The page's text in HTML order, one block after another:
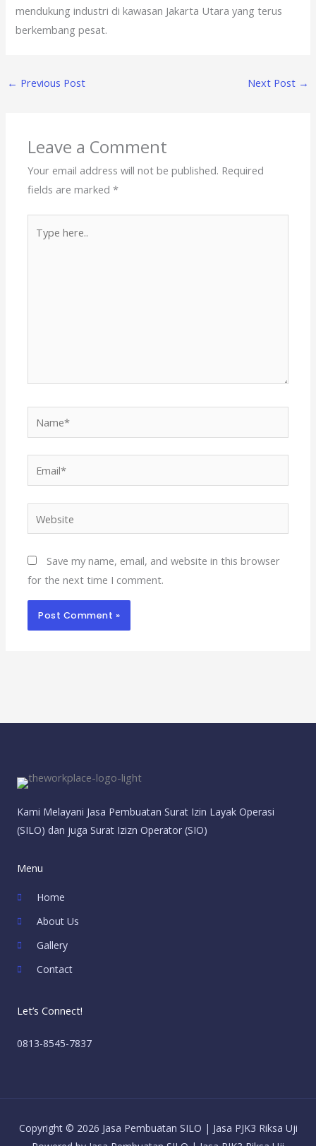
mendukung industri di kawasan Jakarta Utara yang terus
berkembang pesat.
← Previous Post Next Post →
Leave a Comment
Your email address will not be published. Required
fields are marked*
here..
Save my name, email, and website in this browser
for the next time I comment.
Kami Melayani Jasa Pembuatan Surat Izin Layak Operasi
(SILO) dan juga Surat Izizn Operator (SIO)
Menu
Home
About Us
Gallery
Contact
Let’s Connect!
0813-8545-7837
Copyright © 2026 Jasa Pembuatan SILO | Jasa PJK3 Riksa Uji